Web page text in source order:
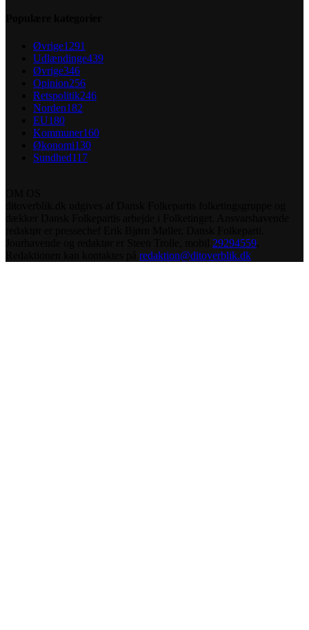
Øvrige1291
Udlændinge439
Øvrige346
Opinion256
Retspolitik246
Norden182
EU180
Kommuner160
Økonomi130
Sundhed117
29294559
redaktion@ditoverblik.dk